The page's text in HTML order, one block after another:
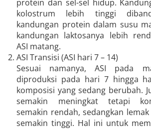
protein dan sel-sel hidup.
kolostrum lebih tinggi
kandungan protein dalam susu
kandungan laktosanya lebih
ASI matang.
ASI Transisi (ASI hari 7 – 14)
Sesuai namanya, ASI pada
diproduksi pada hari 7 hingga
komposisi yang sedang berubah.
semakin meningkat tetapi
semakin rendah, sedangkan
semakin tinggi. Hal ini untuk